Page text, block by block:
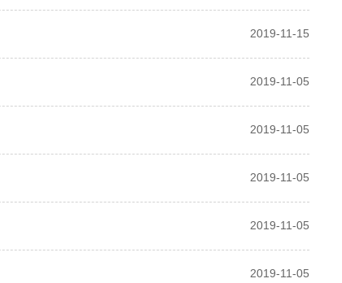
2019-11-15
2019-11-05
2019-11-05
2019-11-05
2019-11-05
2019-11-05